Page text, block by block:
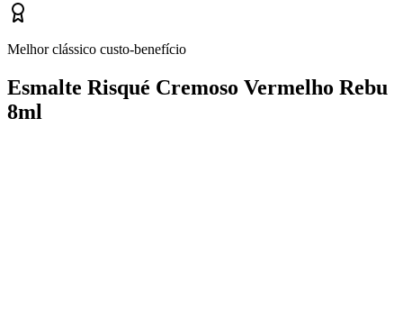
Melhor clássico custo-benefício
Esmalte Risqué Cremoso Vermelho Rebu
8ml